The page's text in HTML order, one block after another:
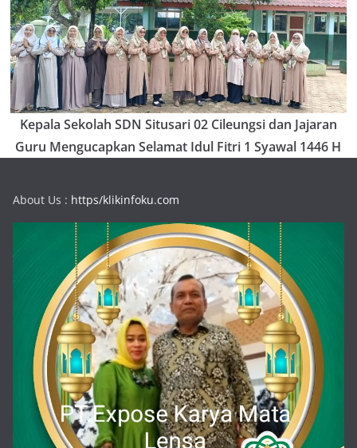
Kepala Sekolah SDN Situsari 02 Cileungsi dan Jajaran
Guru Mengucapkan Selamat Idul Fitri 1 Syawal 1446 H
About Us : https/klikinfoku.com